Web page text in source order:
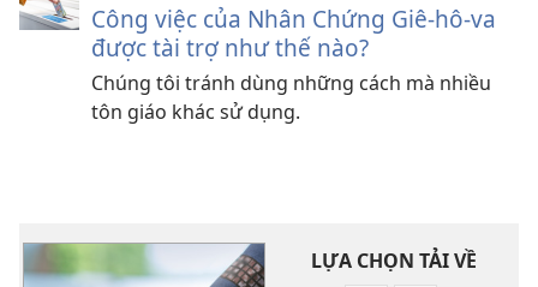
Công việc của Nhân Chứng Giê-hô-va
được tài trợ như thế nào?
Chúng tôi tránh dùng những cách mà nhiều
tôn giáo khác sử dụng.
LỰA CHỌN TẢI VỀ